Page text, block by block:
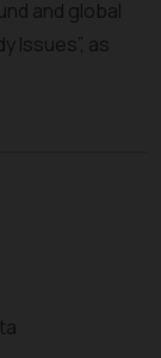
and global
Issues”, as